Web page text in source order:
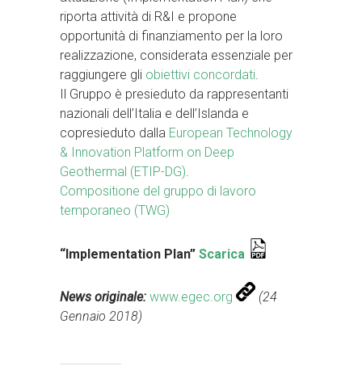
riporta attività di R&I e propone
opportunità di finanziamento per la loro
realizzazione, considerata essenziale per
raggiungere gli obiettivi concordati.
Il Gruppo è presieduto da rappresentanti
nazionali dell’Italia e dell’Islanda e
copresieduto dalla European Technology
& Innovation Platform on Deep
Geothermal (ETIP-DG).
Compositione del gruppo di lavoro
temporaneo (TWG)
“Implementation Plan” Scarica
News originale: www.egec.org
(24
Gennaio 2018)